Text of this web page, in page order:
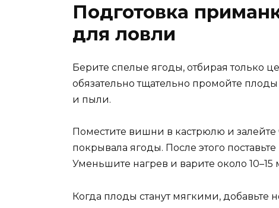
Подготовка
для ловли
Берите спелые ягоды, отбирая только
обязательно тщательно промойте
и пыли.
Поместите вишни в кастрюлю и
покрывала ягоды. После этого
Уменьшите нагрев и варите около
Когда плоды станут мягкими, добавьте